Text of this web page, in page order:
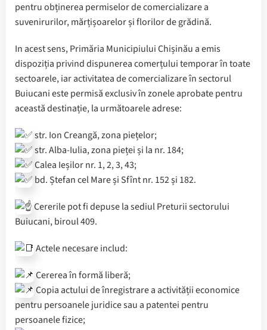
pentru obținerea permiselor de comercializare a
suvenirurilor, mărțișoarelor și florilor de grădină.
In acest sens, Primăria Municipiului Chișinău a emis
dispoziția privind dispunerea comerțului temporar în toate
sectoarele, iar activitatea de comercializare în sectorul
Buiucani este permisă exclusiv în zonele aprobate pentru
această destinație, la următoarele adrese:
️ str. Ion Creangă, zona piețelor;
️ str. Alba-Iulia, zona pieței și la nr. 184;
️ Calea Ieșilor nr. 1, 2, 3, 43;
️ bd. Ștefan cel Mare și Sfînt nr. 152 și 182.
Cererile pot fi depuse la sediul Preturii sectorului
Buiucani, biroul 409.
Actele necesare includ:
Cererea în formă liberă;
Copia actului de înregistrare a activității economice
pentru persoanele juridice sau a patentei pentru
persoanele fizice;